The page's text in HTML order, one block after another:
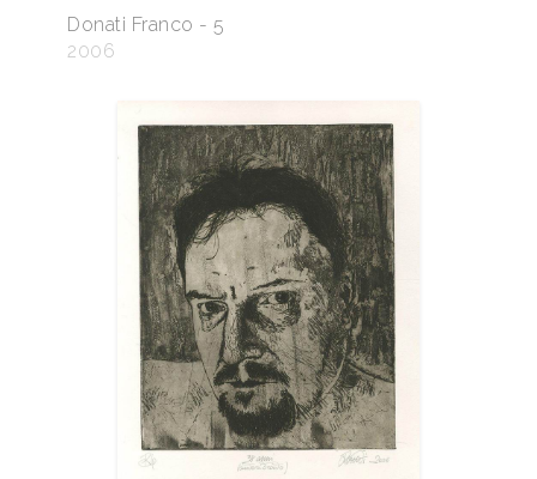
Donati Franco - 5
2006